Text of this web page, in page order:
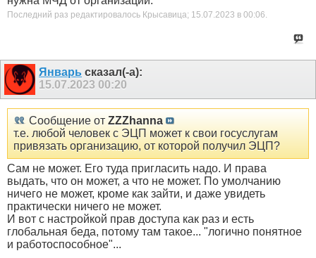
Последний раз редактировалось Крысавица; 15.07.2023 в 00:06
Январь сказал(-а):
15.07.2023 00:20
Сообщение от ZZZhanna
т.е. любой человек с ЭЦП может к свои госуслугам
привязать организацию, от которой получил ЭЦП?
Сам не может. Его туда пригласить надо. И права
выдать, что он может, а что не может. По умолчанию
ничего не может, кроме как зайти, и даже увидеть
практически ничего не может.
И вот с настройкой прав доступа как раз и есть
глобальная беда, потому там такое... "логично понятное
и работоспособное"...